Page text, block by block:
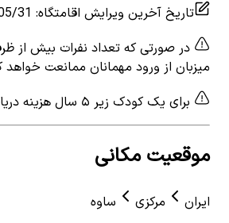
تاریخ آخرین ویرایش اقامتگاه:
31
در صورتی که تعداد نفرات بیش از
میزبان از ورود مهمانان ممانعت خواهد
برای یک کودک زیر ۵ سال هزینه دریافت نمی‌شود.
موقعیت مکانی
ایران مرکزی
ساوه